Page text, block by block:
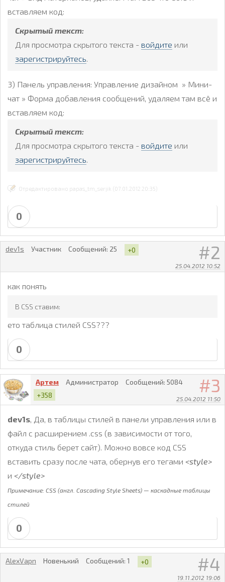
вставляем код:
Скрытый текст:
Для просмотра скрытого текста - войдите или
зарегистрируйтесь.
3) Панель управления: Управление дизайном » Мини-
чат » Форма добавления сообщений, удаляем там всё и
вставляем код:
Скрытый текст:
Для просмотра скрытого текста - войдите или
зарегистрируйтесь.
Отредактировано papas_tm_serjik (07.01.2012 20:35)
0
2
25.04.2012 10:52
dev1s Участник Сообщений: 25 +0
как понять
В CSS ставим:
ето таблица стилей СSS???
0
3
25.04.2012 11:50
Артем Администратор Сообщений: 5084
+358
dev1s, Да, в таблицы стилей в панели управления или в
файл с расширением .css (в зависимости от того,
откуда стиль берет сайт). Можно вовсе код CSS
вставить сразу после чата, обернув его тегами <style>
и </style>
Примечание: CSS (англ. Cascading Style Sheets) — каскадные таблицы
стилей
0
4
19.11.2012 19:06
AlexVapn Новенький Сообщений: 1 +0